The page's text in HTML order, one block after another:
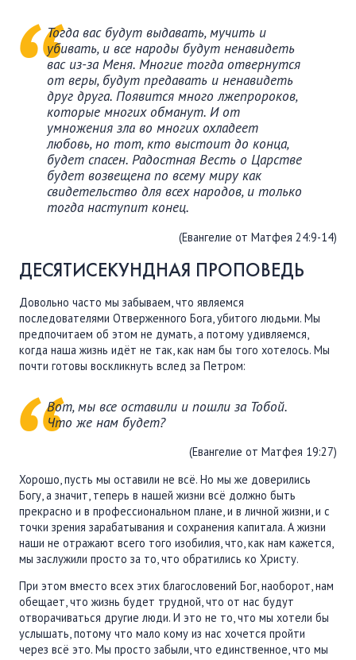
Тогда вас будут выдавать, мучить и
убивать, и все народы будут ненавидеть
вас из-за Меня. Многие тогда отвернутся
от веры, будут предавать и ненавидеть
друг друга. Появится много лжепророков,
которые многих обманут. И от
умножения зла во многих охладеет
любовь, но тот, кто выстоит до конца,
будет спасен. Радостная Весть о Царстве
будет возвещена по всему миру как
свидетельство для всех народов, и только
тогда наступит конец.
(Евангелие от Матфея 24:9-14)
ДЕСЯТИСЕКУНДНАЯ ПРОПОВЕДЬ
Довольно часто мы забываем, что являемся
последователями Отверженного Бога, убитого людьми. Мы
предпочитаем об этом не думать, а потому удивляемся,
когда наша жизнь идёт не так, как нам бы того хотелось. Мы
почти готовы воскликнуть вслед за Петром:
Вот, мы все оставили и пошли за Тобой.
Что же нам будет?
(Евангелие от Матфея 19:27)
Хорошо, пусть мы оставили не всё. Но мы же доверились
Богу, а значит, теперь в нашей жизни всё должно быть
прекрасно и в профессиональном плане, и в личной жизни, и с
точки зрения зарабатывания и сохранения капитала. А жизни
наши не отражают всего того изобилия, что, как нам кажется,
мы заслужили просто за то, что обратились ко Христу.
При этом вместо всех этих благословений Бог, наоборот, нам
обещает, что жизнь будет трудной, что от нас будут
отворачиваться другие люди. И это не то, что мы хотели бы
услышать, потому что мало кому из нас хочется пройти
через всё это. Мы просто забыли, что единственное, что мы